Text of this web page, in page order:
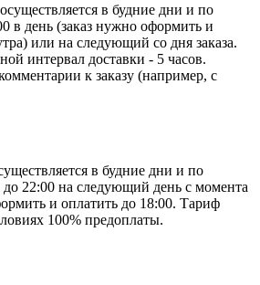
в будние дни и по
в день (заказ нужно оформить и
или на следующий со дня заказа.
интервал доставки - 5 часов.
к заказу (например, с
в будние дни и по
до 22:00 на следующий день с момента
и оплатить до 18:00. Тариф
100% предоплаты.